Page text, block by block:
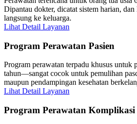
Dipantau dokter, dicatat sistem harian,
langsung ke keluarga.
Lihat Detail Layanan
Program Perawatan Pasien
Program perawatan terpadu khusus untuk
tahun—sangat cocok untuk pemulihan
maupun pendampingan kesehatan
Lihat Detail Layanan
Program Perawatan Komplikasi